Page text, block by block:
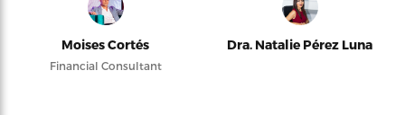
Moises Cortés
Financial Consultant
Dra. Natalie Pérez Luna